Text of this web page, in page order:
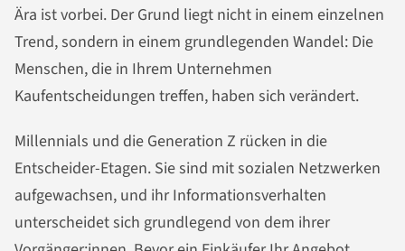
Ära ist vorbei. Der Grund liegt nicht in einem einzelnen
Trend, sondern in einem grundlegenden Wandel: Die
Menschen, die in Ihrem Unternehmen
Kaufentscheidungen treffen, haben sich verändert.
Millennials und die Generation Z rücken in die
Entscheider-Etagen. Sie sind mit sozialen Netzwerken
aufgewachsen, und ihr Informationsverhalten
unterscheidet sich grundlegend von dem ihrer